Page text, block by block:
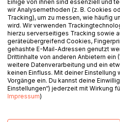
BESCHREIBUNG
Ihr besiegt in
der Börse? Ihr
Dann habt ihr
Leider kostet das
Hier könnt ihr
Einige von ihnen sind essenziell und
wir Analysemethoden (z. B. Cookies
Tracking), um zu messen, wie häufig
wird. Wir verwenden
hierzu serverseitiges Tracking sowie
geräteübergreifend Cookies,
gehashte E-Mail-Adressen genutzt
Drittinhalte von anderen Anbietern ein
weitere Datenverarbeitung und ein
keinen Einfluss. Mit deiner
Vorgänge ein. Du kannst deine
Einstellungen“) jederzeit mit Wirkung
Impressum)